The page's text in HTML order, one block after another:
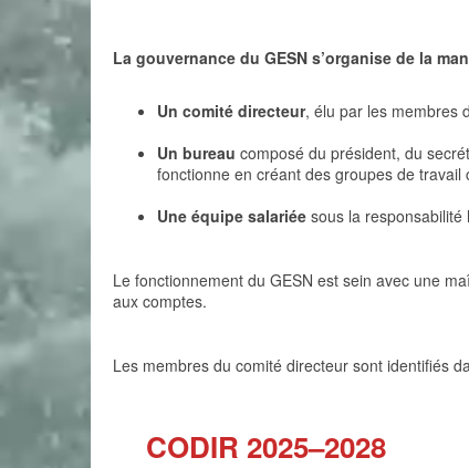
La gouvernance du GESN s’organise de la
Un comité directeur, élu par les membres
Un bureau composé du président, du
fonctionne en créant des groupes de
Une équipe salariée sous la
Le fonctionnement du GESN est sein avec une
aux comptes.
Les membres du comité directeur sont identifiés
CODIR 2025–2028